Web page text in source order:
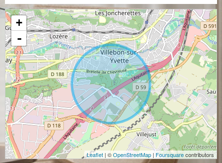
+
-
Leaflet | ©OpenStreetMap |Foursquarecontributors